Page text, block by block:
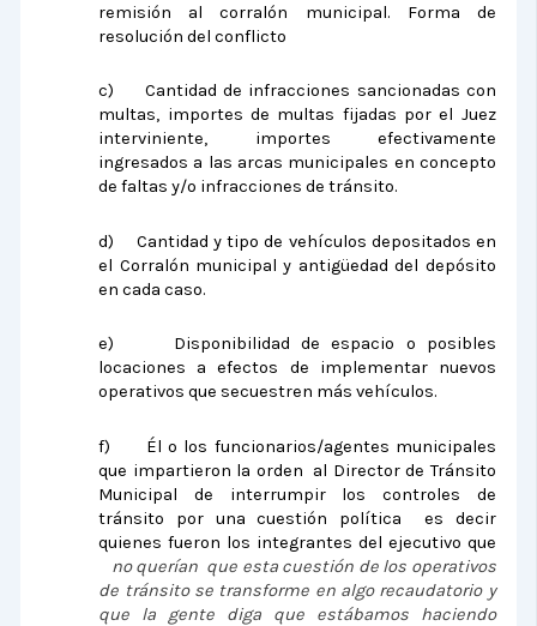
remisión al corralón municipal. Forma de
resolución del conflicto
c)
Cantidad de infracciones sancionadas con
multas, importes de multas fijadas por el Juez
interviniente, importes efectivamente
ingresados a las arcas municipales en concepto
de faltas y/o infracciones de tránsito.
d)
Cantidad y tipo de vehículos depositados en
el Corralón municipal y antigüedad del depósito
en cada caso.
e)
Disponibilidad de espacio o posibles
locaciones a efectos de implementar nuevos
operativos que secuestren más vehículos.
f)
Él o los funcionarios/agentes municipales
que impartieron la orden al Director de Tránsito
Municipal de interrumpir los controles de
tránsito por una cuestión política es decir
quienes fueron los integrantes del ejecutivo que
no querían que esta cuestión de los operativos
de tránsito se transforme en algo recaudatorio y
que la gente diga que estábamos haciendo